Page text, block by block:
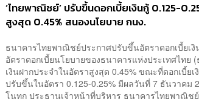
‘ไทยพาณิชย์’ ปรับขึ้นดอกเบี้ยเงินกู้ 0.125-
สูงสุด 0.45% สนองนโยบาย กนง.
ธนาคารไทยพาณิชย์ประกาศปรับขึ้นอัตราดอกเบี้ยเงิ
อัตราดอกเบี้ยนโยบายของธนาคารแห่งประเทศไทย
เงินฝากประจำในอัตราสูงสุด 0.45% ขณะที่ดอกเบี้ยเ
ปรับขึ้นในอัตรา 0.125-0.25% มีผลวันที่ 7 ธันวาค
โนทก ประธานเจ้าหน้าที่บริหาร ธนาคารไทยพาณิช